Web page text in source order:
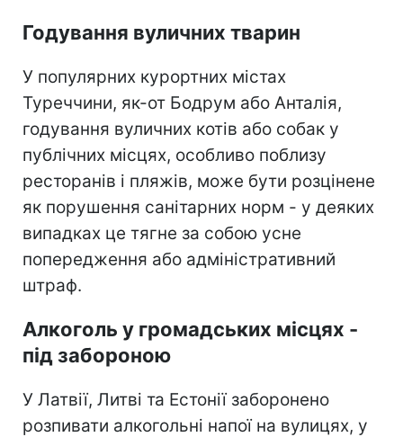
Годування вуличних тварин
У популярних курортних містах
Туреччини, як-от Бодрум або Анталія,
годування вуличних котів або собак у
публічних місцях, особливо поблизу
ресторанів і пляжів, може бути розцінене
як порушення санітарних норм - у деяких
випадках це тягне за собою усне
попередження або адміністративний
штраф.
Алкоголь у громадських місцях -
під забороною
У Латвії, Литві та Естонії заборонено
розпивати алкогольні напої на вулицях, у